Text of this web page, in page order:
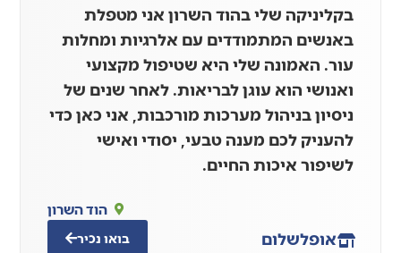
בקליניקה שלי בהוד השרון אני מטפלת
באנשים המתמודדים עם אלרגיות ומחלות
עור. האמונה שלי היא שטיפול מקצועי
ואנושי הוא עוגן לבריאות. לאחר שנים של
ניסיון בניהול מערכות מורכבות, אני כאן כדי
להעניק לכם מענה טבעי, יסודי ואישי
לשיפור איכות החיים.
אופלשלום
הוד השרון
בואו נכיר